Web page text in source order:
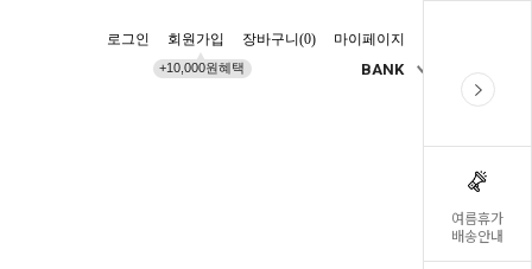
여름휴가
배송안내
로그인 회원가입
+10,000원혜택
장바구니(0) 마이페이지
BANK